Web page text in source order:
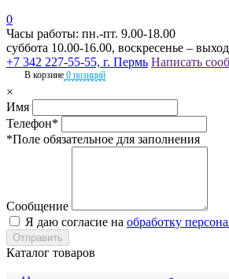
0
Часы работы: пн.-пт. 9.00-18.00
суббота 10.00-16.00, воскресенье –
+7 342 227-55-55, г. Пермь Написать
В корзине 0 позиций
×
Имя
Телефон*
*Поле обязательное для заполнения
Сообщение
Я даю согласие на обработку
Каталог товаров